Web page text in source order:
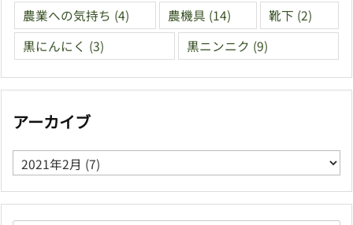
農業への気持ち (4) 農機具 (14) 靴下 (2)
黒にんにく (3) 黒ニンニク (9)
アーカイブ
ア
ー
カ